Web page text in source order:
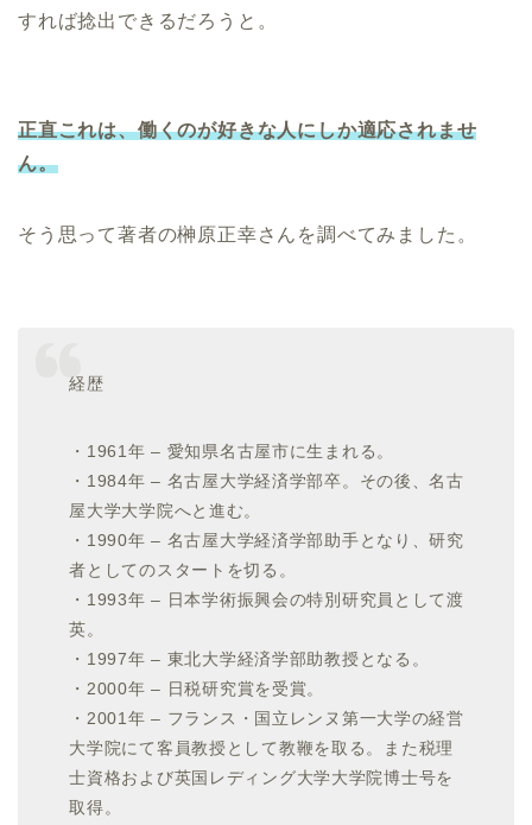
すれば捻出できるだろうと。
正直これは、働くのが好きな人にしか適応されませ
ん。
そう思って著者の榊原正幸さんを調べてみました。
経歴
・1961年 – 愛知県名古屋市に生まれる。
・1984年 – 名古屋大学経済学部卒。その後、名古
屋大学大学院へと進む。
・1990年 – 名古屋大学経済学部助手となり、研究
者としてのスタートを切る。
・1993年 – 日本学術振興会の特別研究員として渡
英。
・1997年 – 東北大学経済学部助教授となる。
・2000年 – 日税研究賞を受賞。
・2001年 – フランス・国立レンヌ第一大学の経営
大学院にて客員教授として教鞭を取る。また税理
士資格および英国レディング大学大学院博士号を
取得。